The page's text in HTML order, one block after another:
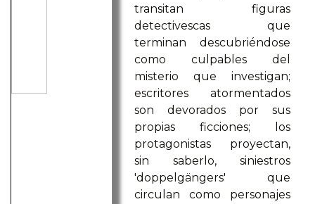
transitan figuras
detectivescas que
terminan descubriéndose
como culpables del
misterio que investigan;
escritores atormentados
son devorados por sus
propias ficciones; los
protagonistas proyectan,
sin saberlo, siniestros
'doppelgängers' que
circulan como personajes